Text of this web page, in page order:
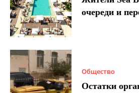
очереди и
Общество
Остатки